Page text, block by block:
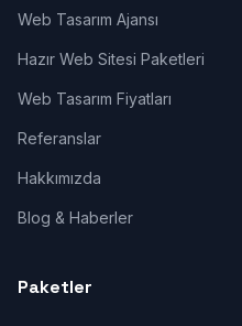
Web Tasarım Ajansı
Hazır Web Sitesi Paketleri
Web Tasarım Fiyatları
Referanslar
Hakkımızda
Blog & Haberler
Paketler